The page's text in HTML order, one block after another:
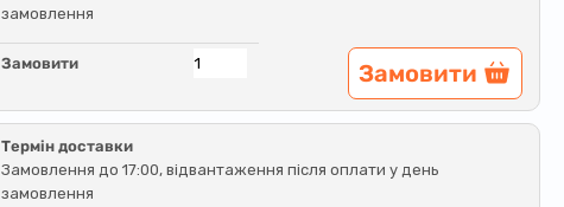
замовлення
Замовити Замовити
Термін доставки
Замовлення до 17:00, відвантаження після оплати у день
замовлення